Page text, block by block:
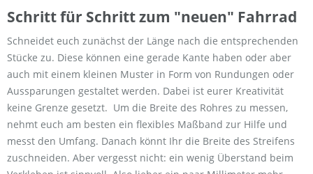
Schritt für Schritt zum "neuen" Fahrrad
Schneidet euch zunächst der Länge nach die entsprechenden
Stücke zu. Diese können eine gerade Kante haben oder aber
auch mit einem kleinen Muster in Form von Rundungen oder
Aussparungen gestaltet werden. Dabei ist eurer Kreativität
keine Grenze gesetzt. Um die Breite des Rohres zu messen,
nehmt euch am besten ein flexibles Maßband zur Hilfe und
messt den Umfang. Danach könnt Ihr die Breite des Streifens
zuschneiden. Aber vergesst nicht: ein wenig Überstand beim